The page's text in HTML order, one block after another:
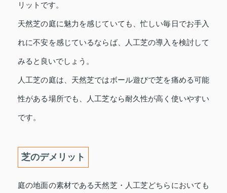
リットです。
天然芝の庭に魅力を感じていても、忙しい毎日でお手入
れに不安を感じているならば、人工芝の導入を検討して
みると良いでしょう。
人工芝の庭は、天然芝ではボール遊びで芝を痛める可能
性がある場所でも、人工芝なら耐久性が高く使いやすい
です。
芝のデメリット
庭の地面の素材である天然芝・人工芝どちらにおいても